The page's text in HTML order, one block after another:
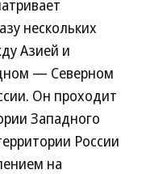
нескольких
Азией и
— Северном
Он проходит
Западного
России
на